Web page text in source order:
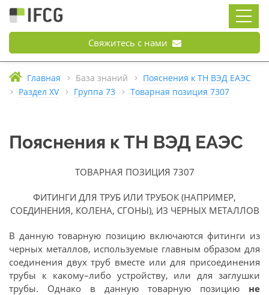
Свяжитесь с нами
Главная База знаний
Пояснения к ТН ВЭД ЕАЭС
Раздел XV
Группа 73 Товарная позиция 7307
Пояснения к ТН ВЭД ЕАЭС
ТОВАРНАЯ ПОЗИЦИЯ 7307
ФИТИНГИ ДЛЯ ТРУБ ИЛИ ТРУБОК (НАПРИМЕР,
СОЕДИНЕНИЯ, КОЛЕНА, СГОНЫ), ИЗ ЧЕРНЫХ МЕТАЛЛОВ
В данную товарную позицию включаются фитинги из
черных металлов, используемые главным образом для
соединения двух труб вместе или для присоединения
трубы к какому–либо устройству, или для заглушки
трубы. Однако в данную товарную позицию не